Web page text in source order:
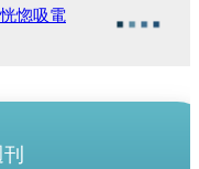
惚吸電